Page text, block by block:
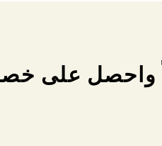
على خصم